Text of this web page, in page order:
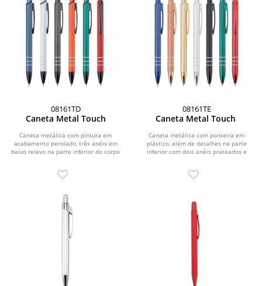
08161TD
Caneta Metal Touch
Caneta metálica com pintura em
acabamento perolado, três anéis em
baixo relevo na parte inferior do corpo
08161TE
Caneta Metal Touch
Caneta metálica com ponteira em
plástico, além de detalhes na parte
inferior com dois anéis prateados e